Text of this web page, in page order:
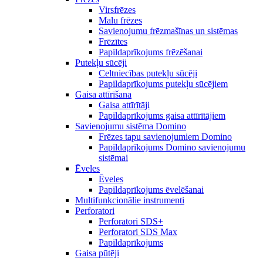
Virsfrēzes
Malu frēzes
Savienojumu frēzmašīnas un sistēmas
Frēzītes
Papildaprīkojums frēzēšanai
Putekļu sūcēji
Celtniecības putekļu sūcēji
Papildaprīkojums putekļu sūcējiem
Gaisa attīrīšana
Gaisa attīrītāji
Papildaprīkojums gaisa attīrītājiem
Savienojumu sistēma Domino
Frēzes tapu savienojumiem Domino
Papildaprīkojums Domino savienojumu
sistēmai
Ēveles
Ēveles
Papildaprīkojums ēvelēšanai
Multifunkcionālie instrumenti
Perforatori
Perforatori SDS+
Perforatori SDS Max
Papildaprīkojums
Gaisa pūtēji